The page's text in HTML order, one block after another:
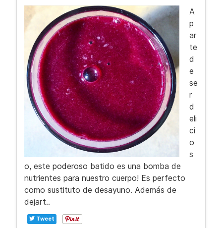
A
p
ar
te
d
e
se
r
d
eli
ci
o
s
o, este poderoso batido es una bomba de
nutrientes para nuestro cuerpo! Es perfecto
como sustituto de desayuno. Además de
dejart..
Tweet